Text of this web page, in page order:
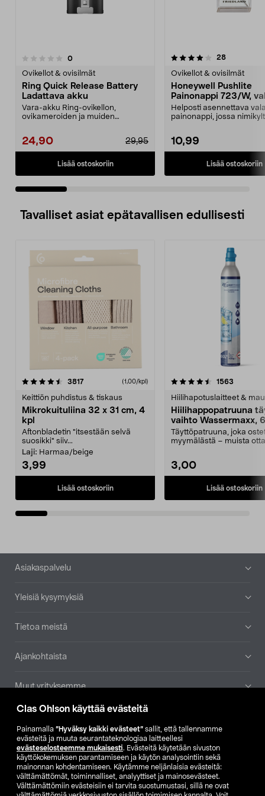
Clas Ohlson käyttää evästeitä
Painamalla ”Hyväksy kaikki evästeet” sallit, että tallennamme
evästeitä ja muuta seurantateknologiaa laitteellesi
evästeselosteemme mukaisesti. Evästeitä käytetään sivuston
käyttökokemuksen parantamiseen ja käytön analysointiin sekä
mainonnan kohdentamiseen. Käytämme neljänlaisia evästeitä:
välttämättömät, toiminnalliset, analyyttiset ja mainosevästeet.
Välttämättömiin evästeisiin ei tarvita suostumustasi, sillä ne ovat
0arvostelut
Ovikellot & ovisilmät
Ring Quick Release Battery
Ladattava akku
Vara-akku Ring-ovikellon,
ovikameroiden ja muiden
24,90 29,95
Lisää ostoskoriin
4.0 viidestä
28arvostelut
Ovikellot & ovisilmät
Honeywell Pushlite
Painonappi 723/W,
Helposti asennettava
painonappi, jossa
10,99
Lisää ostoskoriin
4.5 viidestä
Tavalliset asiat epätavallisen edullisesti
3817arvostelut (1,00/kpl)
Keittiön puhdistus & tiskaus
Mikrokuituliina 32 x 31 cm, 4
kpl
Aftonbladetin "itsestään selvä
suosikki" siiv...
Laji: Harmaa/beige
3,99
Lisää ostoskoriin
4.5viidestä
1563
Hiilihapotuslaitteet &
Hiilihappopatruuna
vaihto Wassermaxx,
Täyttöpatruuna, joka
myymälästä – muista
3,00
Lisää ostoskoriin
4.5viidestä
Alatunniste
Asiakaspalvelu
Yleisiä kysymyksiä
Tietoa meistä
Ajankohtaista
Muut yrityksemme
Etsi myymälä
SE NO FI
FI SV